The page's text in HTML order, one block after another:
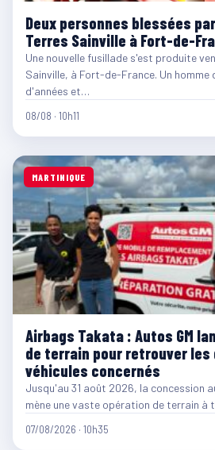
Deux personnes blessées
Terres Sainville à Fort-de-
Une nouvelle fusillade s'est produite
Sainville, à Fort-de-France. Un homme
d'années et…
08/08 · 10h11
MARTINIQUE
Airbags Takata : Autos GM
de terrain pour retrouver les
véhicules concernés
Jusqu'au 31 août 2026, la concession
mène une vaste opération de terrain à
07/08/2026 · 10h35